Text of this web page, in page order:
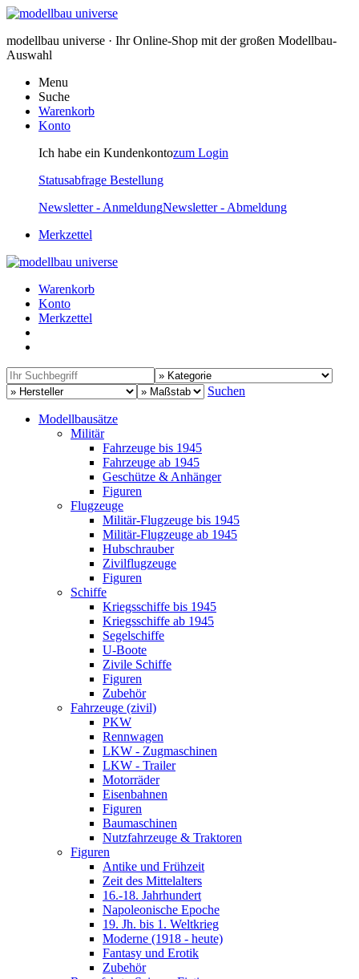
modellbau universe · Ihr Online-Shop mit der großen Modellbau-
Auswahl
Menu
Suche
Warenkorb
Konto
Ich habe ein Kundenkontozum Login
Statusabfrage Bestellung
Newsletter - AnmeldungNewsletter - Abmeldung
Merkzettel
Warenkorb
Konto
Merkzettel
Suchen
Modellbausätze
Militär
Fahrzeuge bis 1945
Fahrzeuge ab 1945
Geschütze & Anhänger
Figuren
Flugzeuge
Militär-Flugzeuge bis 1945
Militär-Flugzeuge ab 1945
Hubschrauber
Zivilflugzeuge
Figuren
Schiffe
Kriegsschiffe bis 1945
Kriegsschiffe ab 1945
Segelschiffe
U-Boote
Zivile Schiffe
Figuren
Zubehör
Fahrzeuge (zivil)
PKW
Rennwagen
LKW - Zugmaschinen
LKW - Trailer
Motorräder
Eisenbahnen
Figuren
Baumaschinen
Nutzfahrzeuge & Traktoren
Figuren
Antike und Frühzeit
Zeit des Mittelalters
16.-18. Jahrhundert
Napoleonische Epoche
19. Jh. bis 1. Weltkrieg
Moderne (1918 - heute)
Fantasy und Erotik
Zubehör